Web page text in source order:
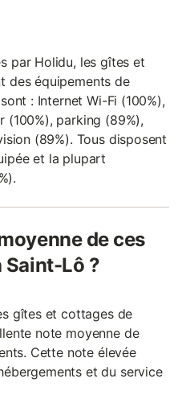
par Holidu, les gîtes et
des équipements de
: Internet Wi-Fi (100%),
(100%), parking (89%),
(89%). Tous disposent
et la plupart
de ces
Saint-Lô ?
gîtes et cottages de
note moyenne de
Cette note élevée
et du service